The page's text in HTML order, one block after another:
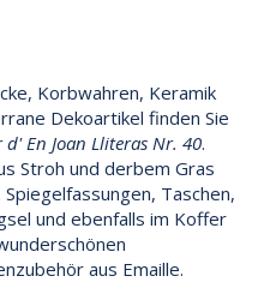
Korbwahren, Keramik
Dekoartikel finden Sie
d' En Joan Lliteras Nr. 40.
Stroh und derbem Gras
Taschen,
und ebenfalls im Koffer
aus Emaille.